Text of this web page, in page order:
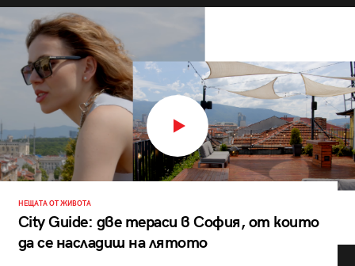
НЕЩАТА ОТ ЖИВОТА
City Guide: две тераси в София, от които
да се насладиш на лятото